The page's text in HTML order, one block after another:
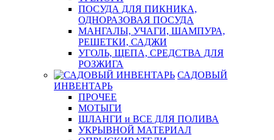
ПОСУДА ДЛЯ ПИКНИКА,
ОДНОРАЗОВАЯ ПОСУДА
МАНГАЛЫ, УЧАГИ, ШАМПУРА,
РЕШЕТКИ, САДЖИ
УГОЛЬ, ЩЕПА, СРЕДСТВА ДЛЯ
РОЗЖИГА
САДОВЫЙ
ИНВЕНТАРЬ
ПРОЧЕЕ
МОТЫГИ
ШЛАНГИ и ВСЕ ДЛЯ ПОЛИВА
УКРЫВНОЙ МАТЕРИАЛ